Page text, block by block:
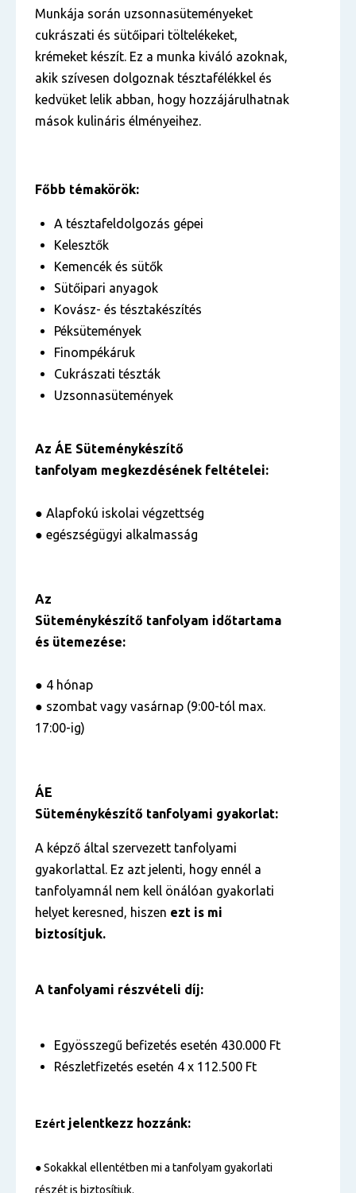
Munkája során uzsonnasüteményeket
cukrászati és sütőipari töltelékeket,
krémeket készít. Ez a munka kiváló azoknak,
akik szívesen dolgoznak tésztafélékkel és
kedvüket lelik abban, hogy hozzájárulhatnak
mások kulináris élményeihez.
Főbb témakörök:
A tésztafeldolgozás gépei
Kelesztők
Kemencék és sütők
Sütőipari anyagok
Kovász- és tésztakészítés
Péksütemények
Finompékáruk
Cukrászati tészták
Uzsonnasütemények
Az ÁE Süteménykészítő
tanfolyam megkezdésének feltételei:
● Alapfokú iskolai végzettség
● egészségügyi alkalmasság
Az
Süteménykészítő tanfolyam időtartama
és ütemezése:
● 4 hónap
● szombat vagy vasárnap (9:00-tól max.
17:00-ig)
ÁE
Süteménykészítő tanfolyami gyakorlat:
A képző által szervezett tanfolyami
gyakorlattal. Ez azt jelenti, hogy ennél a
tanfolyamnál nem kell önálóan gyakorlati
helyet keresned, hiszen ezt is mi
biztosítjuk.
A tanfolyami részvételi díj:
Egyösszegű befizetés esetén 430.000 Ft
Részletfizetés esetén 4 x 112.500 Ft
Ezért jelentkezz hozzánk:
●Sokakkal ellentétben mi a tanfolyam gyakorlati
részét is biztosítjuk.